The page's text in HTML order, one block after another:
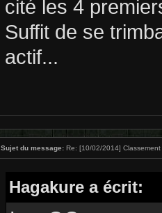
cité les 4
Suffit de se
actif...
Sujet du message: Re: [10/02/2014]
Hagakure a écrit: